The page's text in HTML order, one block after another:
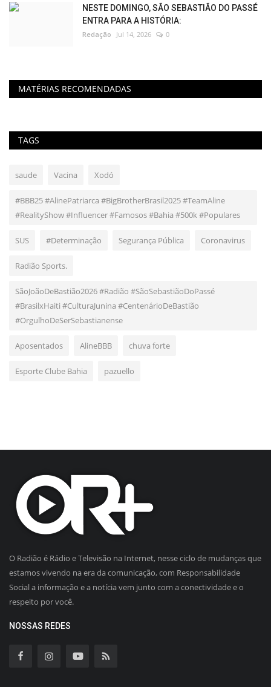
NESTE DOMINGO, SÃO SEBASTIÃO DO PASSÉ
ENTRA PARA A HISTÓRIA:
Redação Jul 14, 2026 0
MATÉRIAS RECOMENDADAS
TAGS
saude Vacina Xodó
#BBB25 #AlinePatriarca #BigBrotherBrasil2025 #TeamAline
#RealityShow #Influencer #Famosos #Bahia #500k #Populares
SUS #Determinação Segurança Pública Coronavirus
Radião Sports.
SãoJoãoDeBastião2026 #Radião #SãoSebastiãoDoPassé
#BrasilxHaiti #CulturaJunina #CentenárioDeBastião
#OrgulhoDeSerSebastianense
Aposentados AlineBBB chuva forte
Esporte Clube Bahia pazuello
O Radião é Rádio e Televisão na Internet, nesse ciclo de mudanças que
estamos vivendo na era da comunicação, com Responsabilidade
Social a informação e a notícia vem junto com a conectividade e o
respeito por você.
NOSSAS REDES